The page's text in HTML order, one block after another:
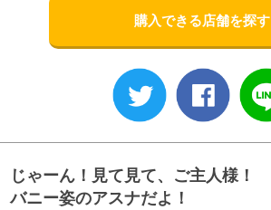
購入できる店舗を探す
じゃーん！見て見て、ご主人様！
バニー姿のアスナだよ！